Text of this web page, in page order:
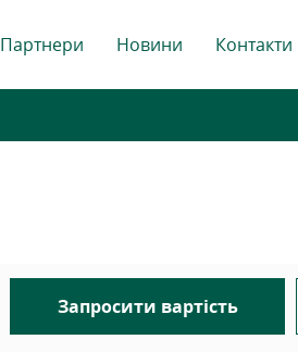
Партнери Новини Контакти
Запросити вартість